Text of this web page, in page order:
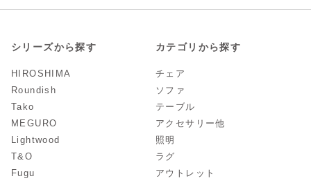
シリーズから探す
HIROSHIMA
Roundish
Tako
MEGURO
Lightwood
T&O
Fugu
カテゴリから探す
チェア
ソファ
テーブル
アクセサリー他
照明
ラグ
アウトレット